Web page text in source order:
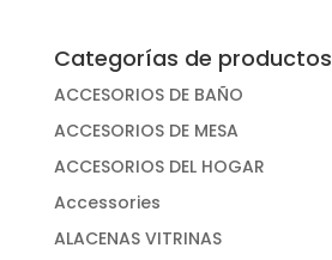
Categorías de productos
ACCESORIOS DE BAÑO
ACCESORIOS DE MESA
ACCESORIOS DEL HOGAR
Accessories
ALACENAS VITRINAS